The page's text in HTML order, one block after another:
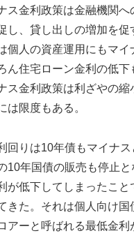
ス金利政策は金融機関へ
し、貸し出しの増加を促
個人の資産運用にもマ
ん住宅ローン金利の低下
ス金利政策は利ざやの縮
は限度もある。
回りは10年債もマイナス
10年国債の販売も停止と
が低下してしまったこ
きた。それは個人向け国
アーと呼ばれる最低金利